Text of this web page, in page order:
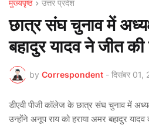
मुख्यपृष्ठ उत्तर प्रदेश
छात्र संघ चुनाव में
बहादुर यादव ने जीत की
by Correspondent - दिसंबर 01,
डीएवी पीजी कॉलेज के छात्र संघ चुनाव में
उन्होंने अनूप राय को हराया अमर बहादुर